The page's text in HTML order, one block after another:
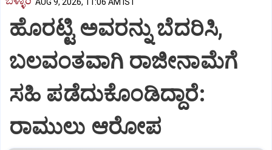
ಹೊರಟ್ಟಿ ಅವರನ್ನು ಬೆದರಿಸಿ,
ಬಲವಂತವಾಗಿ ರಾಜೀನಾಮೆಗೆ
ಸಹಿ ಪಡೆದುಕೊಂಡಿದ್ದಾರೆ:
ರಾಮುಲು ಆರೋಪ